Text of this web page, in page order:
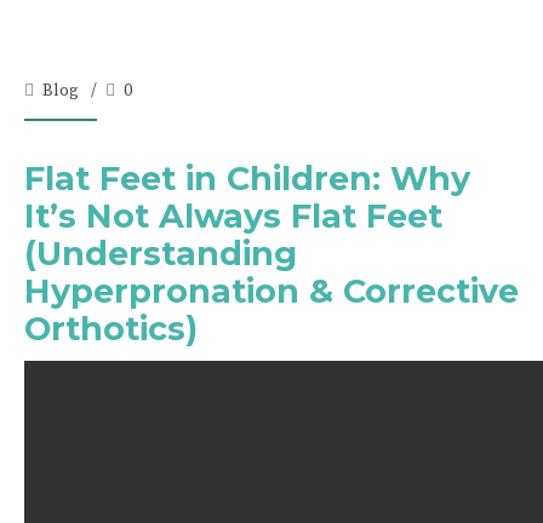
Blog 0
Flat Feet in Children: Why
It’s Not Always Flat Feet
(Understanding
Hyperpronation & Corrective
Orthotics)